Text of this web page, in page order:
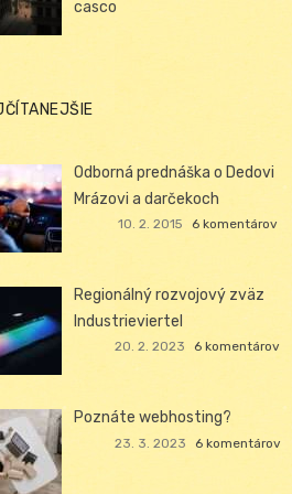
casco
Odborná prednáška o Dedovi
Mrázovi a darčekoch
10. 2. 2015 6 komentárov
Regionálný rozvojový zväz
Industrieviertel
20. 2. 2023 6 komentárov
Poznáte webhosting?
23. 3. 2023 6 komentárov